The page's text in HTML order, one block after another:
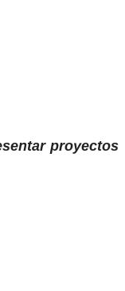
proyectos